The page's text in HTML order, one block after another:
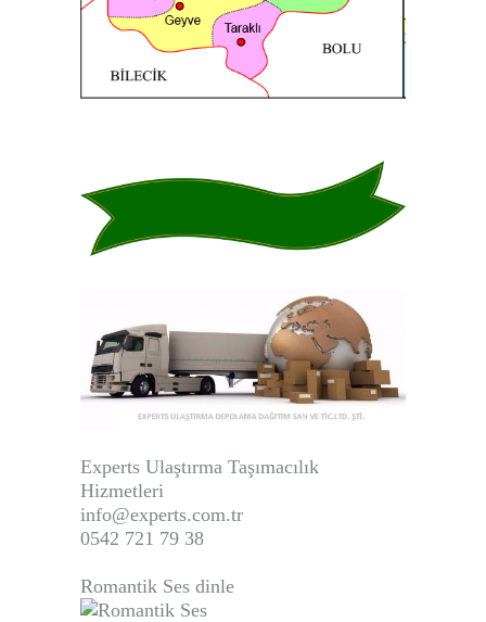
Experts Ulaştırma Taşımacılık
Hizmetleri
info@experts.com.tr
0542 721 79 38
Romantik Ses dinle